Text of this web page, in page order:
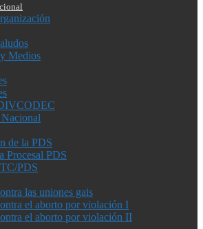
Medios
de la PDS
Procesal PDS
PDS
las uniones gais
el aborto por violación I
el aborto por violación II